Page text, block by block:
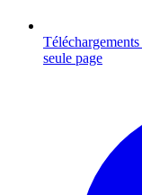
Téléchargements
seule page